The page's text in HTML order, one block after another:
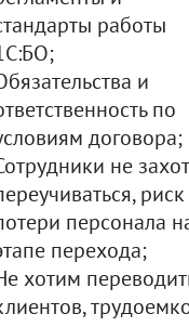
работы
и
по
договора;
не
риск
персонала
перехода;
хотим